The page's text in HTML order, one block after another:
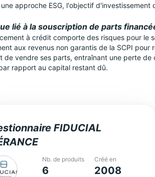
approche ESG, l'objectif
lié à la souscription de parts
à crédit comporte des risques pour le
aux revenus non garantis de la SCPI
de vendre ses parts, entraînant une perte
rapport au capital restant dû.
FIDUCIAL
Nb. de produits
6
Créé en
2008